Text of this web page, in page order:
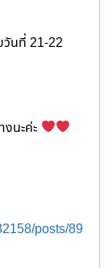
นที่ 21-22
นะค่ะ
posts/89